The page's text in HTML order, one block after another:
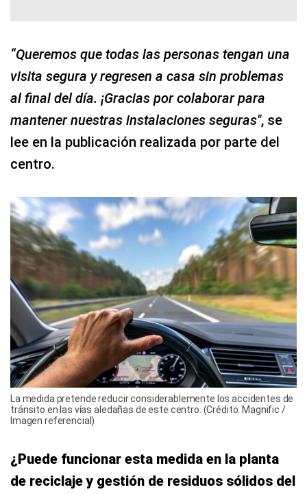
“Queremos que todas las personas tengan una
visita segura y regresen a casa sin problemas
al final del día. ¡Gracias por colaborar para
mantener nuestras instalaciones seguras", se
lee en la publicación realizada por parte del
centro.
La medida pretende reducir considerablemente los accidentes de
tránsito en las vías aledañas de este centro. (Crédito: Magnific /
Imagen referencial)
¿Puede funcionar esta medida en la planta
de reciclaje y gestión de residuos sólidos del